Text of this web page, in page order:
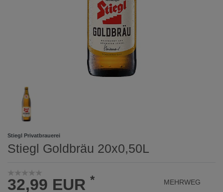
Stiegl Privatbrauerei
Stiegl Goldbräu 20x0,50L
32,99 EUR * MEHRWEG